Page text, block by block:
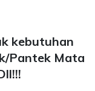
kebutuhan
Pantek Mata